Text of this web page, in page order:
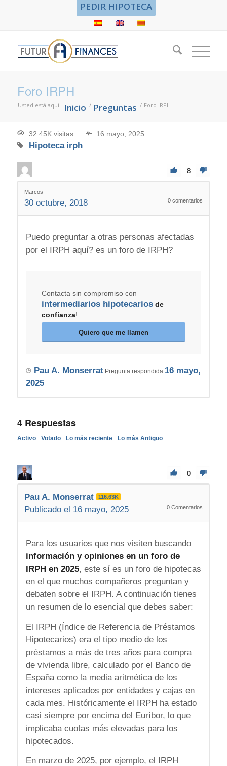
PEDIR HIPOTECA
Foro IRPH
Usted está aquí: Inicio / Preguntas / Foro IRPH
32.45K visitas 16 mayo, 2025
Hipoteca irph
8
Marcos
30 octubre, 2018 0 comentarios
Puedo preguntar a otras personas afectadas
por el IRPH aquí? es un foro de IRPH?
Contacta sin compromiso con
intermediarios hipotecariosde
confianza!
Quiero que me llamen
Pau A. MonserratPregunta respondida 16 mayo,
2025
4Respuestas
Activo Votado Lo más reciente Lo más Antiguo
0
Pau A. Monserrat 116.63K
Publicado el 16 mayo, 2025 0 Comentarios
Para los usuarios que nos visiten buscando
información y opiniones en un foro de
IRPH en 2025, este sí es un foro de hipotecas
en el que muchos compañeros preguntan y
debaten sobre el IRPH. A continuación tienes
un resumen de lo esencial que debes saber:
El IRPH (Índice de Referencia de Préstamos
Hipotecarios) era el tipo medio de los
préstamos a más de tres años para compra
de vivienda libre, calculado por el Banco de
España como la media aritmética de los
intereses aplicados por entidades y cajas en
cada mes. Históricamente el IRPH ha estado
casi siempre por encima del Euríbor, lo que
implicaba cuotas más elevadas para los
hipotecados.
En marzo de 2025, por ejemplo, el IRPH